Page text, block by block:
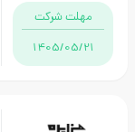
مهلت شرکت
1405/05/21
شرکت